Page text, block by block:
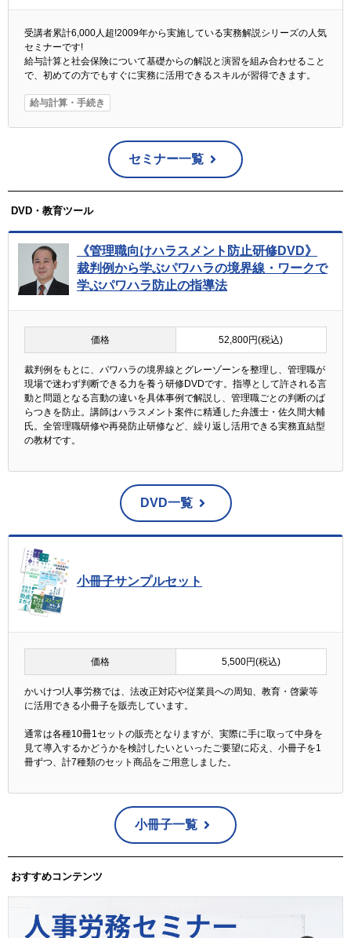
受講者累計6,000人超!2009年から実施している実務解説シリーズの人気
セミナーです!
給与計算と社会保険について基礎からの解説と演習を組み合わせること
で、初めての方でもすぐに実務に活用できるスキルが習得できます。
給与計算・手続き
セミナー一覧
DVD・教育ツール
《管理職向けハラスメント防止研修DVD》
裁判例から学ぶパワハラの境界線・ワークで
学ぶパワハラ防止の指導法
価格 52,800円(税込)
裁判例をもとに、パワハラの境界線とグレーゾーンを整理し、管理職が
現場で迷わず判断できる力を養う研修DVDです。指導として許される言
動と問題となる言動の違いを具体事例で解説し、管理職ごとの判断のば
らつきを防止。講師はハラスメント案件に精通した弁護士・佐久間大輔
氏。全管理職研修や再発防止研修など、繰り返し活用できる実務直結型
の教材です。
DVD一覧
小冊子サンプルセット
価格 5,500円(税込)
かいけつ!人事労務では、法改正対応や従業員への周知、教育・啓蒙等
に活用できる小冊子を販売しています。
通常は各種10冊1セットの販売となりますが、実際に手に取って中身を
見て導入するかどうかを検討したいといったご要望に応え、小冊子を1
冊ずつ、計7種類のセット商品をご用意しました。
小冊子一覧
おすすめコンテンツ